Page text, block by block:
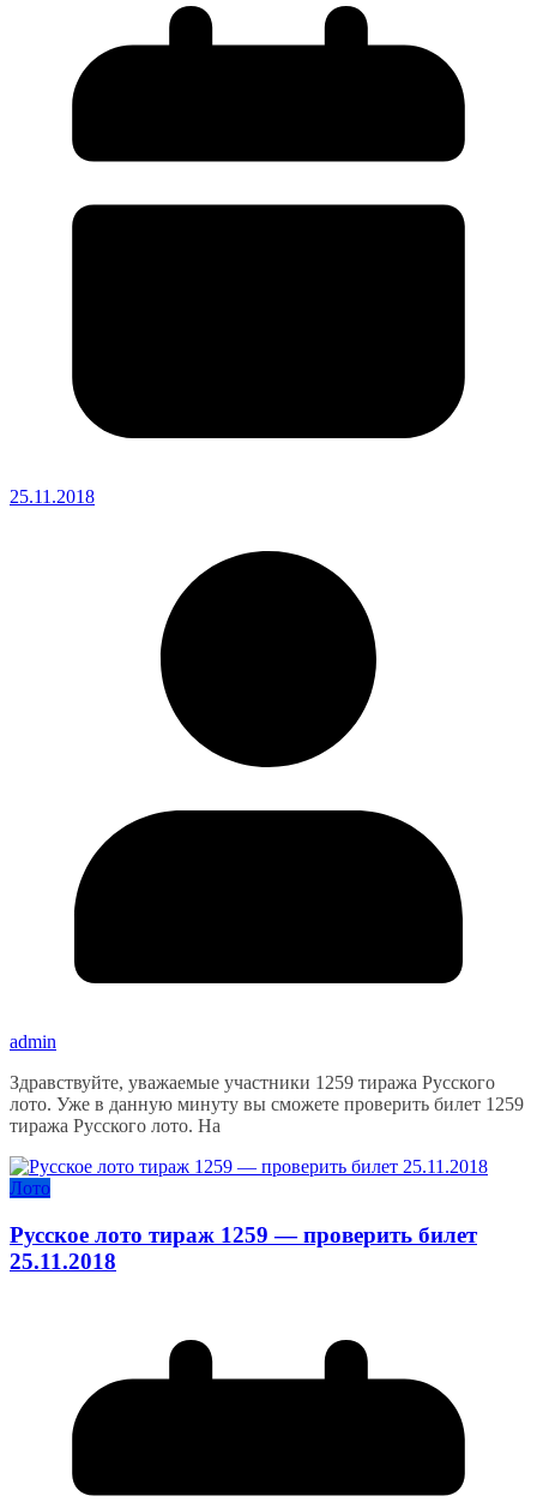
25.11.2018
admin
Здравствуйте, уважаемые участники 1259 тиража Русского
лото. Уже в данную минуту вы сможете проверить билет 1259
тиража Русского лото. На
Лото
Русское лото тираж 1259 — проверить билет
25.11.2018